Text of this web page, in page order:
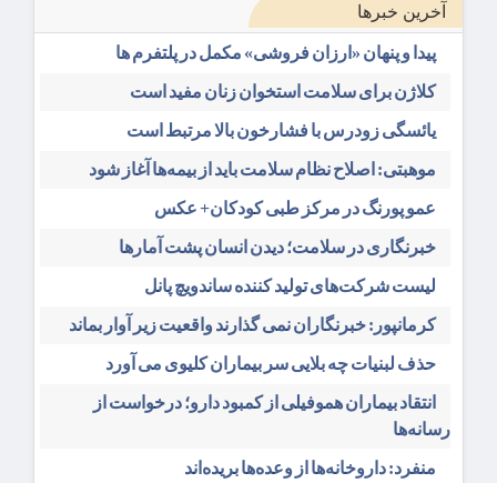
آخرین خبرها
پیدا و پنهان «ارزان فروشی» مکمل در پلتفرم ها
کلاژن برای سلامت استخوان زنان مفید است
یائسگی زودرس با فشارخون بالا مرتبط است
موهبتی: اصلاح نظام سلامت باید از بیمه‌ها آغاز شود
عمو پورنگ در مرکز طبی کودکان+ عکس
خبرنگاری در سلامت؛ دیدن انسان پشت آمارها
لیست شرکت‌های تولید کننده ساندویچ پانل
کرمانپور: خبرنگاران نمی گذارند واقعیت زیر آوار بماند
حذف لبنیات چه بلایی سر بیماران کلیوی می آورد
انتقاد بیماران هموفیلی از کمبود دارو؛ درخواست از
رسانه‌ها
منفرد: داروخانه‌ها از وعده‌ها بریده‌اند